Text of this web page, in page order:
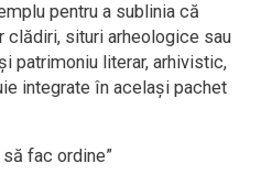
pentru a sublinia că
clădiri, situri arheologice sau
patrimoniu literar, arhivistic,
integrate în același pachet
fac ordine”